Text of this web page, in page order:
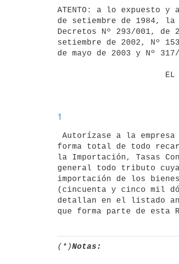
ATENTO: a lo expuesto
de setiembre de 1984,
Decretos Nº 293/001,
setiembre de 2002, Nº
de mayo de 2003 y Nº
1
forma total de todo
la Importación, Tasas
general todo tributo
importación de los
(cincuenta y cinco mil
detallan en el listado
que forma parte de esta
(*)Notas: